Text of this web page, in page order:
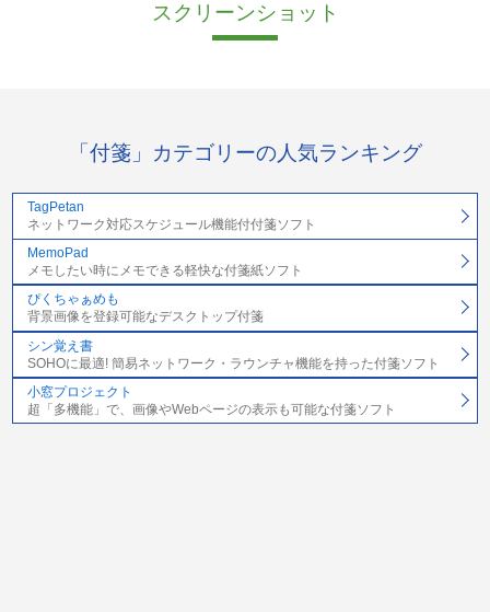
スクリーンショット
「付箋」カテゴリーの人気ランキング
TagPetan
ネットワーク対応スケジュール機能付付箋ソフト
MemoPad
メモしたい時にメモできる軽快な付箋紙ソフト
ぴくちゃぁめも
背景画像を登録可能なデスクトップ付箋
シン覚え書
SOHOに最適! 簡易ネットワーク・ラウンチャ機能を持った付箋ソフト
小窓プロジェクト
超「多機能」で、画像やWebページの表示も可能な付箋ソフト